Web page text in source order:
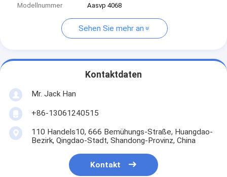
Modellnummer
Aasvp 4068
Sehen Sie mehr an
Kontaktdaten
Mr. Jack Han
+86-13061240515
110 Handels10, 666 Bemühungs-Straße, Huangdao-
Bezirk, Qingdao-Stadt, Shandong-Provinz, China
Kontakt